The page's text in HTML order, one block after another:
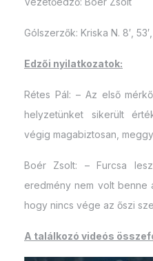
Gólszerzők: Kriska N. 8′, 53′,
Edzői nyilatkozatok:
Rétes Pál: – Az első
helyzetünket sikerült
végig magabiztosan,
Boér Zsolt: – Furcsa
eredmény nem volt benne
hogy nincs vége az őszi
A találkozó videós